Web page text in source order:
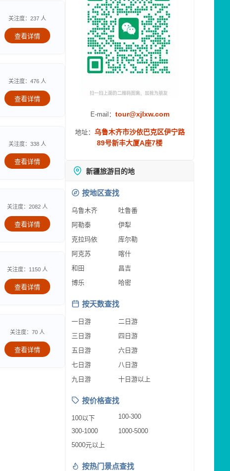
关注度：237 人
查看详情
关注度：476 人
查看详情
关注度：338 人
查看详情
关注度：2082 人
查看详情
关注度：1150 人
查看详情
关注度：70 人
查看详情
E-mail： tour@xjlxw.com
地址： 乌鲁木齐市沙依巴克区伊宁路
89号新丰大厦A座7楼
新疆旅游目的地
按地区查找
乌鲁木齐
吐鲁番
阿勒泰
伊犁
克拉玛依
库尔勒
阿克苏
喀什
和田
昌吉
博乐
哈密
按天数查找
一日游
二日游
三日游
四日游
五日游
六日游
七日游
八日游
九日游
十日游以上
按价格查找
100以下
100-300
300-1000
1000-5000
5000元以上
按热门景点查找